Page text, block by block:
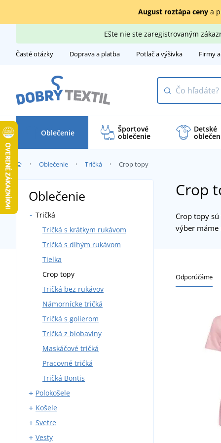
August roztápa cenya
Ešte nie ste zaregistrovaným
Časté otázky Doprava a platba Potlač a výšivka Firmy
Oblečenie Športové
oblečenie
Detské
Oblečenie Tričká Crop topy
Crop
Crop topy
výber máme
Oblečenie
Tričká
Tričká s krátkym rukávom
Tričká s dlhým rukávom
Tielka
Crop topy
Tričká bez rukávov
Námornícke tričká
Tričká s golierom
Tričká z biobavlny
Maskáčové tričká
Pracovné tričká
Tričká Bontis
Polokošele
Polokošele s krátkym rukávom
Polokošele s dlhým rukávom
Košele
Košele s krátkym rukávom
Košele s dlhým rukávom
Svetre
Svetre bez zapínania
Vesty
Odporúčáme